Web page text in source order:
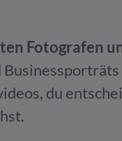
Fotografen
du